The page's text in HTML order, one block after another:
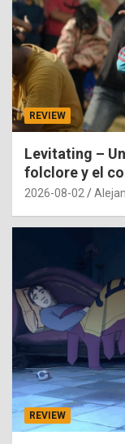
REVIEW
Levitating –
folclore y el
2026-08-02
REVIEW